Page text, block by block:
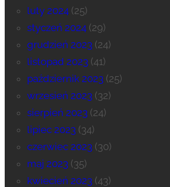
luty 2024(25)
styczeń 2024(29)
grudzień 2023 (24)
listopad 2023 (41)
październik 2023 (25)
wrzesień 2023 (32)
sierpień 2023 (24)
lipiec 2023 (34)
czerwiec 2023 (30)
maj 2023 (35)
kwiecień 2023 (43)